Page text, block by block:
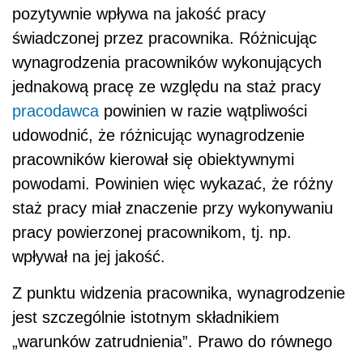
pozytywnie wpływa na jakość pracy
świadczonej przez pracownika. Różnicując
wynagrodzenia pracowników wykonujących
jednakową pracę ze względu na staż pracy
pracodawca powinien w razie wątpliwości
udowodnić, że różnicując wynagrodzenie
pracowników kierował się obiektywnymi
powodami. Powinien więc wykazać, że różny
staż pracy miał znaczenie przy wykonywaniu
pracy powierzonej pracownikom, tj. np.
wpływał na jej jakość.
Z punktu widzenia pracownika, wynagrodzenie
jest szczególnie istotnym składnikiem
„warunków zatrudnienia”. Prawo do równego